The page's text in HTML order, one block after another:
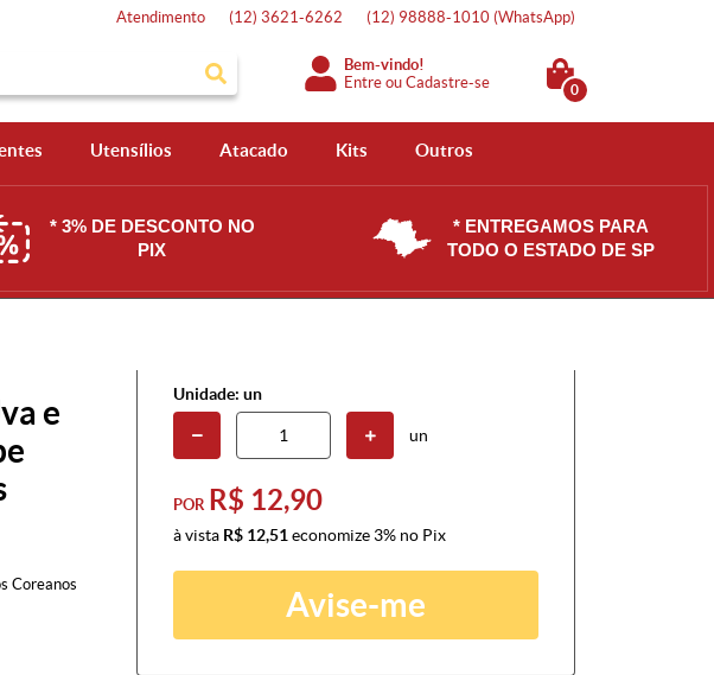
Atendimento (12) 3621-6262 (12) 98888-1010 (WhatsApp)
Bem-vindo!
Entre ouCadastre-se 0
Utensílios Atacado Kits Outros
* 3% DE DESCONTO NO
PIX
* ENTREGAMOS PARA
TODO O ESTADO DE SP
e
Coreanos
Unidade: un
un
POR R$ 12,90
à vista R$ 12,51 economize 3% no Pix
Avise-me